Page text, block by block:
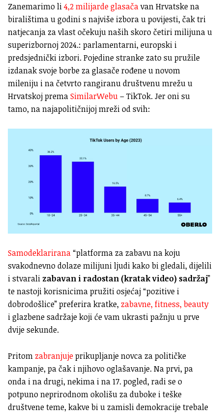
Zanemarimo li4,2 milijarde glasačavan Hrvatske na
biralištima u godini s najviše izbora u povijesti, čak tri
natjecanja za vlast očekuju naših skoro četiri milijuna u
superizbornoj 2024.: parlamentarni, europski i
predsjednički izbori. Pojedine stranke zato su pružile
izdanak svoje borbe za glasače rođene u novom
mileniju i na četvrto rangiranu društvenu mrežu u
Hrvatskoj premaSimilarWebu– TikTok. Jer oni su
tamo, na najapolitičnijoj mreži od svih:
Samodeklarirana “platforma za zabavu na koju
svakodnevno dolaze milijuni ljudi kako bi gledali, dijelili
i stvarali zabavan i radostan (kratak video) sadržaj”
te nastoji korisnicima pružiti osjećaj “pozitive i
dobrodošlice” preferira kratke, zabavne, fitness, beauty
i glazbene sadržaje koji će vam ukrasti pažnju u prve
dvije sekunde.
Pritom zabranjujeprikupljanje novca za političke
kampanje, pa čak i njihovo oglašavanje. Na prvi, pa
onda i na drugi, nekima i na 17. pogled, radi se o
potpuno neprirodnom okolišu za duboke i teške
društvene teme, kakve bi u zamisli demokracije trebale